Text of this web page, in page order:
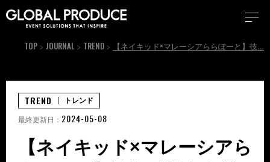
TOP JOURNAL TREND 【ネイキッド×マレーシアららぽーと】技術が叶えた常夏の国の桜まつり
【ネイキッド×マレーシアら
TREND トレンド
最終更新日： 2024-05-08